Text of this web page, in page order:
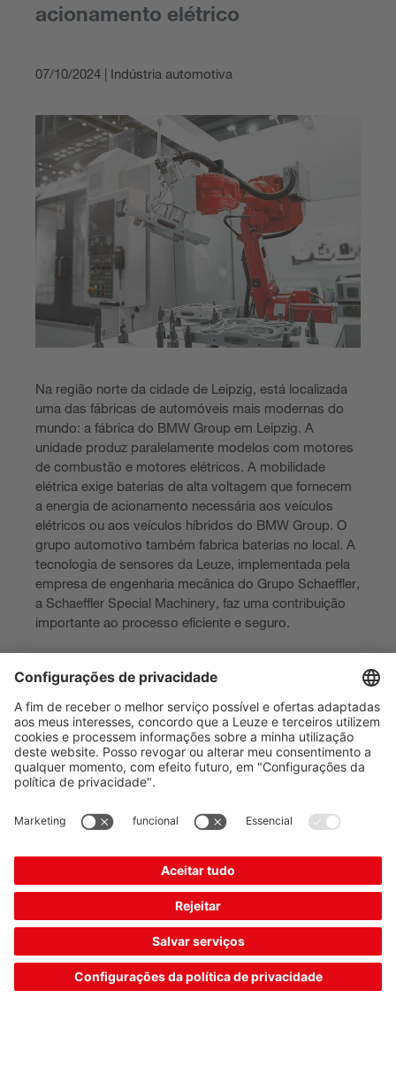
acionamento elétrico
07/10/2024 | Indústria automotiva
Na região norte da cidade de Leipzig, está localizada
uma das fábricas de automóveis mais modernas do
mundo: a fábrica do BMW Group em Leipzig. A
unidade produz paralelamente modelos com motores
de combustão e motores elétricos. A mobilidade
elétrica exige baterias de alta voltagem que fornecem
a energia de acionamento necessária aos veículos
elétricos ou aos veículos híbridos do BMW Group. O
grupo automotivo também fabrica baterias no local. A
tecnologia de sensores da Leuze, implementada pela
empresa de engenharia mecânica do Grupo Schaeffler,
a Schaeffler Special Machinery, faz uma contribuição
importante ao processo eficiente e seguro.
Exibir artigo
Downloads
The Sensor People
Quick links